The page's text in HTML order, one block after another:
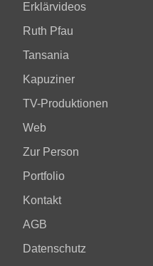
Erklärvideos
Ruth Pfau
Tansania
Kapuziner
TV-Produktionen
Web
Zur Person
Portfolio
Kontakt
AGB
Datenschutz